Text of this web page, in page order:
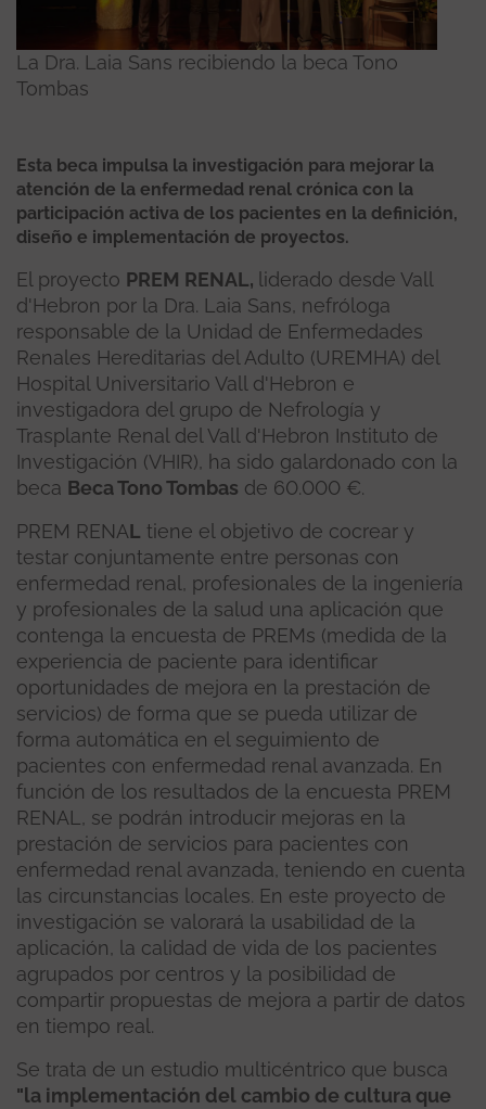
La Dra. Laia Sans recibiendo la beca Tono
Tombas
Esta beca impulsa la investigación para mejorar la
atención de la enfermedad renal crónica con la
participación activa de los pacientes en la definición,
diseño e implementación de proyectos.
El proyecto PREM RENAL, liderado desde Vall
d'Hebron por la Dra. Laia Sans, nefróloga
responsable de la Unidad de Enfermedades
Renales Hereditarias del Adulto (UREMHA) del
Hospital Universitario Vall d'Hebron e
investigadora del grupo de Nefrología y
Trasplante Renal del Vall d'Hebron Instituto de
Investigación (VHIR), ha sido galardonado con la
beca Beca Tono Tombas de 60.000 €.
PREM RENAL tiene el objetivo de cocrear y
testar conjuntamente entre personas con
enfermedad renal, profesionales de la ingeniería
y profesionales de la salud una aplicación que
contenga la encuesta de PREMs (medida de la
experiencia de paciente para identificar
oportunidades de mejora en la prestación de
servicios) de forma que se pueda utilizar de
forma automática en el seguimiento de
pacientes con enfermedad renal avanzada. En
función de los resultados de la encuesta PREM
RENAL, se podrán introducir mejoras en la
prestación de servicios para pacientes con
enfermedad renal avanzada, teniendo en cuenta
las circunstancias locales. En este proyecto de
investigación se valorará la usabilidad de la
aplicación, la calidad de vida de los pacientes
agrupados por centros y la posibilidad de
compartir propuestas de mejora a partir de datos
en tiempo real.
Se trata de un estudio multicéntrico que busca
"la implementación del cambio de cultura que